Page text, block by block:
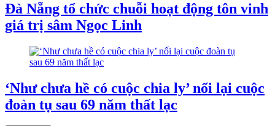
Đà Nẵng tổ chức chuỗi hoạt động tôn vinh
giá trị sâm Ngọc Linh
‘Như chưa hề có cuộc chia ly’ nối lại cuộc
đoàn tụ sau 69 năm thất lạc